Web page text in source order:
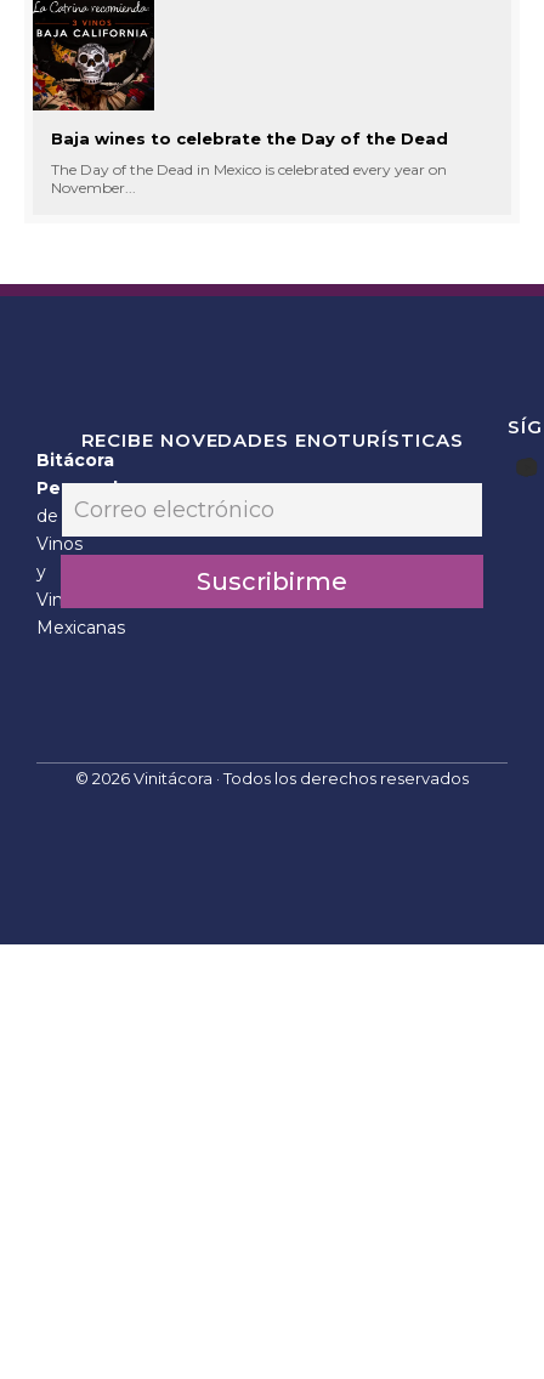
Baja wines to celebrate the Day of the Dead
The Day of the Dead in Mexico is celebrated every year on
November...
Bitácora
Personal
de
Vinos
y
Vinícolas
Mexicanas
RECIBE NOVEDADES ENOTURÍSTICAS
m
i
m
a
m
a
i
*
Suscribirme
© 2026 Vinitácora · Todos los derechos reservados